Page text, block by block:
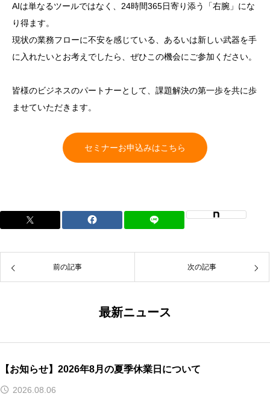
AIは単なるツールではなく、24時間365日寄り添う「右腕」にな
り得ます。
現状の業務フローに不安を感じている、あるいは新しい武器を手
に入れたいとお考えでしたら、ぜひこの機会にご参加ください。
皆様のビジネスのパートナーとして、課題解決の第一歩を共に歩
ませていただきます。
セミナーお申込みはこちら
前の記事 次の記事
最新ニュース
【お知らせ】2026年8月の夏季休業日について
2026.08.06